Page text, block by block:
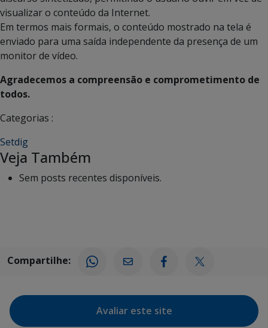
visualizar o conteúdo da Internet.
Em termos mais formais, o conteúdo mostrado na tela é
enviado para uma saída independente da presença de um
monitor de vídeo.
Agradecemos a compreensão e comprometimento de
todos.
Categorias :
Setdig
Veja Também
Sem posts recentes disponíveis.
Compartilhe:
Avaliar este site